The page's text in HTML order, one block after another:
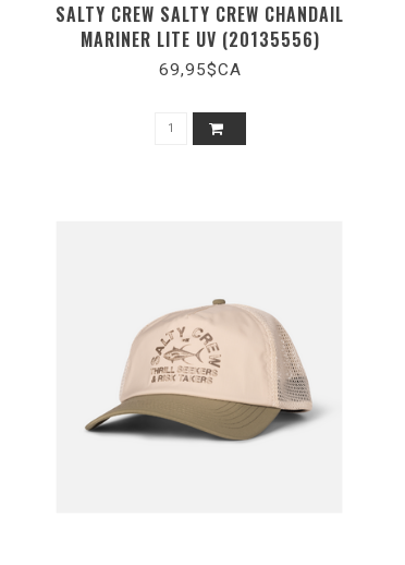
SALTY CREW SALTY CREW CHANDAIL
MARINER LITE UV (20135556)
69,95$CA